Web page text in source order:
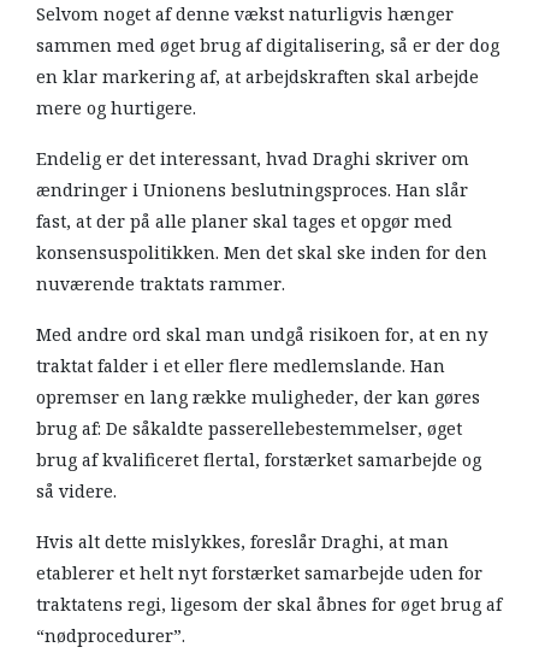
Selvom noget af denne vækst naturligvis hænger
sammen med øget brug af digitalisering, så er der dog
en klar markering af, at arbejdskraften skal arbejde
mere og hurtigere.
Endelig er det interessant, hvad Draghi skriver om
ændringer i Unionens beslutningsproces. Han slår
fast, at der på alle planer skal tages et opgør med
konsensuspolitikken. Men det skal ske inden for den
nuværende traktats rammer.
Med andre ord skal man undgå risikoen for, at en ny
traktat falder i et eller flere medlemslande. Han
opremser en lang række muligheder, der kan gøres
brug af: De såkaldte passerellebestemmelser, øget
brug af kvalificeret flertal, forstærket samarbejde og
så videre.
Hvis alt dette mislykkes, foreslår Draghi, at man
etablerer et helt nyt forstærket samarbejde uden for
traktatens regi, ligesom der skal åbnes for øget brug af
“nødprocedurer”.